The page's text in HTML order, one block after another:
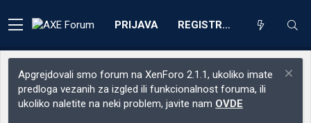
PRIJAVA REGISTRACIJA
Apgrejdovali smo forum na XenForo 2.1.1, ukoliko imate
predloga vezanih za izgled ili funkcionalnost foruma, ili
ukoliko naletite na neki problem, javite nam OVDE